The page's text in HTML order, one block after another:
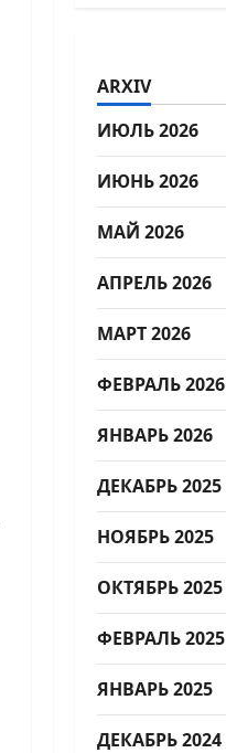
ARXIV
ИЮЛЬ 2026
ИЮНЬ 2026
МАЙ 2026
АПРЕЛЬ 2026
МАРТ 2026
ФЕВРАЛЬ 2026
ЯНВАРЬ 2026
ДЕКАБРЬ 2025
НОЯБРЬ 2025
ОКТЯБРЬ 2025
ФЕВРАЛЬ 2025
ЯНВАРЬ 2025
ДЕКАБРЬ 2024